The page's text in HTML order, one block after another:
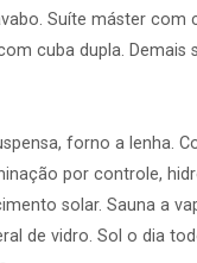
Suíte máster com
cuba dupla. Demais
forno a lenha.
por controle,
solar. Sauna a
de vidro. Sol o dia